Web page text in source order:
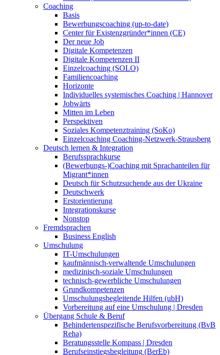
Coaching
Basis
Bewerbungscoaching (up-to-date)
Center für Existenzgründer*innen (CE)
Der neue Job
Digitale Kompetenzen
Digitale Kompetenzen II
Einzelcoaching (SOLO)
Familiencoaching
Horizonte
Individuelles systemisches Coaching | Hannover
Jobwärts
Mitten im Leben
Perspektiven
Soziales Kompetenztraining (SoKo)
Einzelcoaching Coaching-Netzwerk-Strausberg
Deutsch lernen & Integration
Berufssprachkurse
(Bewerbungs-)Coaching mit Sprachanteilen für
Migrant*innen
Deutsch für Schutzsuchende aus der Ukraine
Deutschwerk
Erstorientierung
Integrationskurse
Nonstop
Fremdsprachen
Business English
Umschulung
IT-Umschulungen
kaufmännisch-verwaltende Umschulungen
medizinisch-soziale Umschulungen
technisch-gewerbliche Umschulungen
Grundkompetenzen
Umschulungsbegleitende Hilfen (ubH)
Vorbereitung auf eine Umschulung | Dresden
Übergang Schule & Beruf
Behindertenspezifische Berufsvorbereitung (BvB
Reha)
Beratungsstelle Kompass | Dresden
Berufseinstiegsbegleitung (BerEb)